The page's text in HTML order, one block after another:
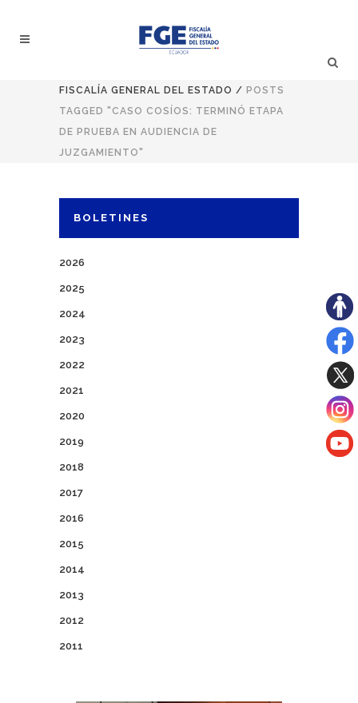
FISCALÍA GENERAL DEL ESTADO / POSTS
TAGGED "CASO COSÍOS: TERMINÓ ETAPA
DE PRUEBA EN AUDIENCIA DE
JUZGAMIENTO"
BOLETINES
2026
2025
2024
2023
2022
2021
2020
2019
2018
2017
2016
2015
2014
2013
2012
2011